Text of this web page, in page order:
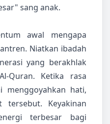
sang anak.
awal mengapa
Niatkan ibadah
yang berakhlak
Quran. Ketika rasa
hati,
Keyakinan
terbesar bagi